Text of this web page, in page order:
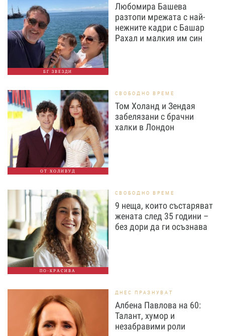
БГ ЗВЕЗДИ
Любомира Башева
разтопи мрежата с най-
нежните кадри с Башар
Рахал и малкия им син
ОТ ХОЛИВУД
СВОБОДНО ВРЕМЕ
Том Холанд и Зендая
забелязани с брачни
халки в Лондон
ПО-КРАСИВА
СВОБОДНО ВРЕМЕ
9 неща, които състаряват
жената след 35 години –
без дори да ги осъзнава
ДНЕС ПРАЗНУВАТ
Албена Павлова на 60:
Талант, хумор и
незабравими роли